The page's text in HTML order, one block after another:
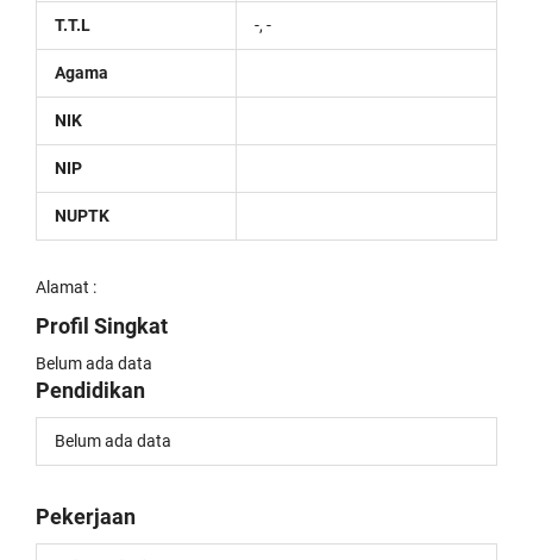
T.T.L -, -
Agama
NIK
NIP
NUPTK
Alamat :
Profil Singkat
Belum ada data
Pendidikan
Belum ada data
Pekerjaan